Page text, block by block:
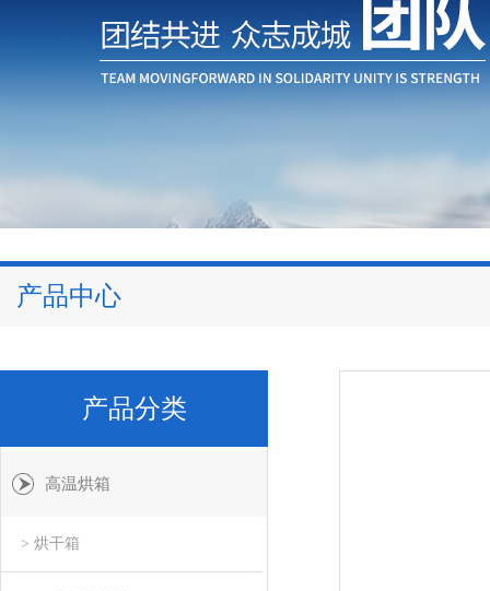
产品中心
产品分类
高温烘箱
> 烘干箱